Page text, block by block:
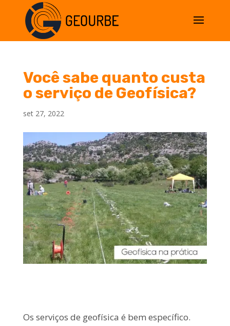
Você sabe quanto custa
o serviço de Geofísica?
set 27, 2022
Os serviços de geofísica é bem específico.